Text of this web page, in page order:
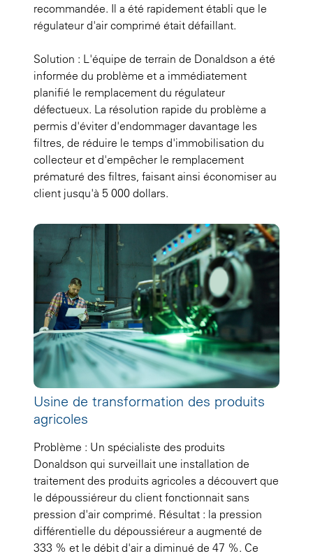
recommandée. Il a été rapidement établi que le
régulateur d'air comprimé était défaillant.
Solution : L'équipe de terrain de Donaldson a été
informée du problème et a immédiatement
planifié le remplacement du régulateur
défectueux. La résolution rapide du problème a
permis d'éviter d'endommager davantage les
filtres, de réduire le temps d'immobilisation du
collecteur et d'empêcher le remplacement
prématuré des filtres, faisant ainsi économiser au
client jusqu'à 5 000 dollars.
Usine de transformation des produits
agricoles
Problème : Un spécialiste des produits
Donaldson qui surveillait une installation de
traitement des produits agricoles a découvert que
le dépoussiéreur du client fonctionnait sans
pression d'air comprimé. Résultat : la pression
différentielle du dépoussiéreur a augmenté de
333 % et le débit d'air a diminué de 47 %. Ce